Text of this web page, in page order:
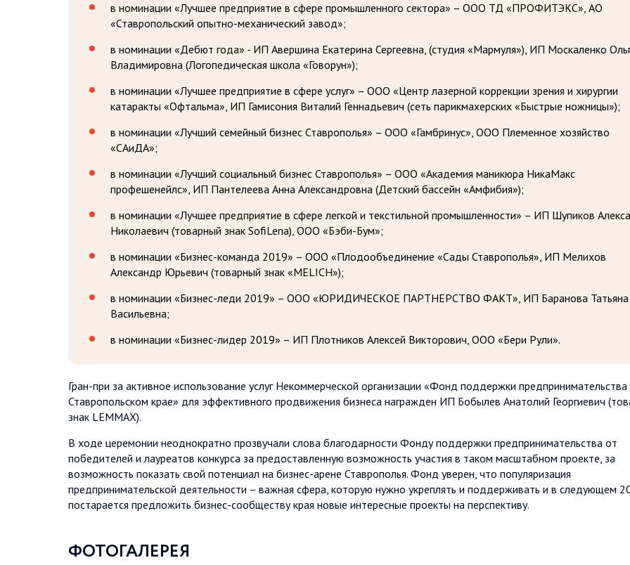
в номинации «Лучшее предприятие в сфере промышленного сектора» – ООО ТД «ПРОФИТЭКС», АО
«Ставропольский опытно-механический завод»;
в номинации «Дебют года» - ИП Авершина Екатерина Сергеевна, (студия «Мармуля»), ИП Москаленко
Владимировна (Логопедическая школа «Говорун»);
в номинации «Лучшее предприятие в сфере услуг» – ООО «Центр лазерной коррекции зрения и хирургии
катаракты «Офтальма», ИП Гамисония Виталий Геннадьевич (сеть парикмахерских «Быстрые ножницы»);
в номинации «Лучший семейный бизнес Ставрополья» – ООО «Гамбринус», ООО Племенное хозяйство
«САиДА»;
в номинации «Лучший социальный бизнес Ставрополья» – ООО «Академия маникюра НикаМакс
профешенейлс», ИП Пантелеева Анна Александровна (Детский бассейн «Амфибия»);
в номинации «Лучшее предприятие в сфере легкой и текстильной промышленности» – ИП Шупиков
Николаевич (товарный знак SofiLena), ООО «Бэби-Бум»;
в номинации «Бизнес-команда 2019» – ООО «Плодообъединение «Сады Ставрополья», ИП Мелихов
Александр Юрьевич (товарный знак «MELICH»);
в номинации «Бизнес-леди 2019» – ООО «ЮРИДИЧЕСКОЕ ПАРТНЕРСТВО ФАКТ», ИП Баранова Татьяна
Васильевна;
в номинации «Бизнес-лидер 2019» – ИП Плотников Алексей Викторович, ООО «Бери Рули».
Гран-при за активное использование услуг Некоммерческой организации «Фонд поддержки предпринимательства
Ставропольском крае» для эффективного продвижения бизнеса награжден ИП Бобылев Анатолий Георгиевич
знак LEMMAX).
В ходе церемонии неоднократно прозвучали слова благодарности Фонду поддержки предпринимательства от
победителей и лауреатов конкурса за предоставленную возможность участия в таком масштабном проекте, за
возможность показать свой потенциал на бизнес-арене Ставрополья. Фонд уверен, что популяризация
предпринимательской деятельности – важная сфера, которую нужно укреплять и поддерживать и в следующем
постарается предложить бизнес-сообществу края новые интересные проекты на перспективу.
ФОТОГАЛЕРЕЯ